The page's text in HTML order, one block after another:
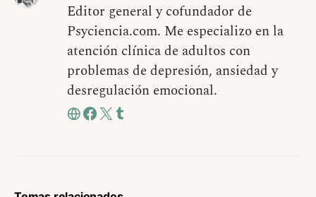
Editor general y cofundador de
Psyciencia.com. Me especializo en la
atención clínica de adultos con
problemas de depresión, ansiedad y
desregulación emocional.